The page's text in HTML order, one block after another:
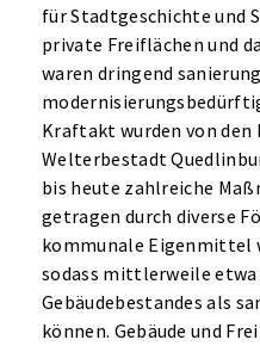
für Stadtgeschichte und
private Freiflächen und
waren dringend
Kraftakt wurden von den
Welterbestadt
bis heute zahlreiche
getragen durch diverse
kommunale Eigenmittel
sodass mittlerweile etwa
Gebäudebestandes als
können. Gebäude und